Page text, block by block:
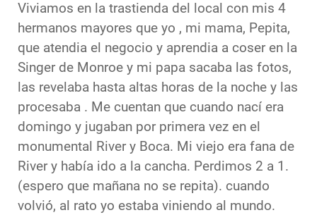
Viviamos en la trastienda del local con mis 4
hermanos mayores que yo , mi mama, Pepita,
que atendia el negocio y aprendia a coser en la
Singer de Monroe y mi papa sacaba las fotos,
las revelaba hasta altas horas de la noche y las
procesaba . Me cuentan que cuando nací era
domingo y jugaban por primera vez en el
monumental River y Boca. Mi viejo era fana de
River y había ido a la cancha. Perdimos 2 a 1.
(espero que mañana no se repita). cuando
volvió, al rato yo estaba viniendo al mundo.